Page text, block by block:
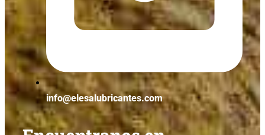
info@elesalubricantes.com